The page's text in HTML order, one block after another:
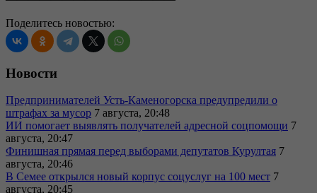
Поделитесь новостью:
Новости
Предпринимателей Усть-Каменогорска предупредили о
штрафах за мусор 7 августа, 20:48
ИИ помогает выявлять получателей адресной соцпомощи 7
августа, 20:47
Финишная прямая перед выборами депутатов Курултая 7
августа, 20:46
В Семее открылся новый корпус соцуслуг на 100 мест 7
августа, 20:45